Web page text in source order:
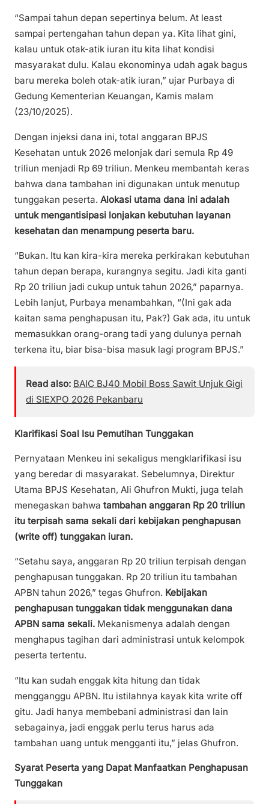
“Sampai tahun depan sepertinya belum. At least
sampai pertengahan tahun depan ya. Kita lihat gini,
kalau untuk otak-atik iuran itu kita lihat kondisi
masyarakat dulu. Kalau ekonominya udah agak bagus
baru mereka boleh otak-atik iuran,” ujar Purbaya di
Gedung Kementerian Keuangan, Kamis malam
(23/10/2025).
Dengan injeksi dana ini, total anggaran BPJS
Kesehatan untuk 2026 melonjak dari semula Rp 49
triliun menjadi Rp 69 triliun. Menkeu membantah keras
bahwa dana tambahan ini digunakan untuk menutup
tunggakan peserta. Alokasi utama dana ini adalah
untuk mengantisipasi lonjakan kebutuhan layanan
kesehatan dan menampung peserta baru.
“Bukan. Itu kan kira-kira mereka perkirakan kebutuhan
tahun depan berapa, kurangnya segitu. Jadi kita ganti
Rp 20 triliun jadi cukup untuk tahun 2026,” paparnya.
Lebih lanjut, Purbaya menambahkan, “(Ini gak ada
kaitan sama penghapusan itu, Pak?) Gak ada, itu untuk
memasukkan orang-orang tadi yang dulunya pernah
terkena itu, biar bisa-bisa masuk lagi program BPJS.”
Read also: BAIC BJ40 Mobil Boss Sawit Unjuk Gigi
di SIEXPO 2026 Pekanbaru
Klarifikasi Soal Isu Pemutihan Tunggakan
Pernyataan Menkeu ini sekaligus mengklarifikasi isu
yang beredar di masyarakat. Sebelumnya, Direktur
Utama BPJS Kesehatan, Ali Ghufron Mukti, juga telah
menegaskan bahwa tambahan anggaran Rp 20 triliun
itu terpisah sama sekali dari kebijakan penghapusan
(write off) tunggakan iuran.
“Setahu saya, anggaran Rp 20 triliun terpisah dengan
penghapusan tunggakan. Rp 20 triliun itu tambahan
APBN tahun 2026,” tegas Ghufron. Kebijakan
penghapusan tunggakan tidak menggunakan dana
APBN sama sekali. Mekanismenya adalah dengan
menghapus tagihan dari administrasi untuk kelompok
peserta tertentu.
“Itu kan sudah enggak kita hitung dan tidak
mengganggu APBN. Itu istilahnya kayak kita write off
gitu. Jadi hanya membebani administrasi dan lain
sebagainya, jadi enggak perlu terus harus ada
tambahan uang untuk mengganti itu,” jelas Ghufron.
Syarat Peserta yang Dapat Manfaatkan Penghapusan
Tunggakan